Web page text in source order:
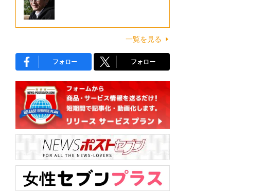
一覧を見る
フォロー フォロー